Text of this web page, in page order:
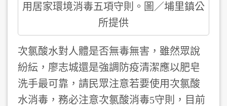
用居家環境消毒五項守則。圖／埔里鎮公
所提供
次氯酸水對人體是否無毒無害，雖然眾說
紛紜，廖志城還是強調防疫清潔應以肥皂
洗手最可靠，請民眾注意若要使用次氯酸
水消毒，務必注意次氯酸消毒5守則，目前